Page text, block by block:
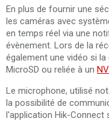
En plus de fournir une
les caméras avec
en temps réel via une
évènement. Lors de la
également une vidéo si
MicroSD ou reliée à un
Le microphone, utilisé
la possibilité de
l'application Hik-Connect